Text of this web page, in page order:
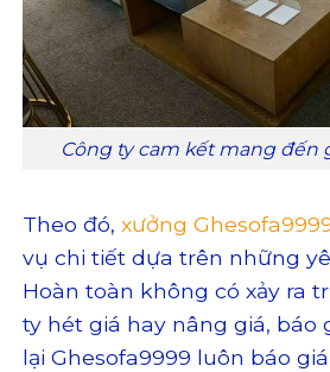
Công ty cam kết mang đến
Theo đó,xưởng
vụ chi tiết dựa trên những
Hoàn toàn không có xảy ra
ty hét giá hay nâng giá, báo
lại Ghesofa9999 luôn báo